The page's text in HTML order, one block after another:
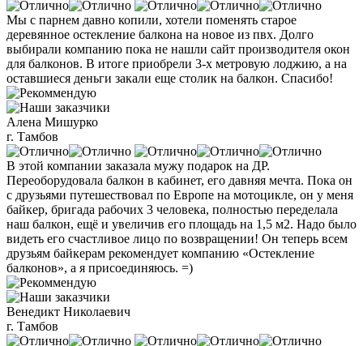
Мы с парнем давно копили, хотели поменять старое
деревянное остекление балкона на новое из пвх. Долго
выбирали компанию пока не нашли сайт производителя окон
для балконов. В итоге приобрели 3-х метровую лоджию, а на
оставшиеся деньги закали еще столик на балкон. Спасибо!
Алена Мишурко
г. Тамбов
В этой компании заказала мужу подарок на ДР.
Переоборудовала балкон в кабинет, его давняя мечта. Пока он
с друзьями путешествовал по Европе на мотоцикле, он у меня
байкер, бригада рабочих 3 человека, полностью переделала
наш балкон, ещё и увеличив его площадь на 1,5 м2. Надо было
видеть его счастливое лицо по возвращении! Он теперь всем
друзьям байкерам рекомендует компанию «Остекление
балконов», а я присоединяюсь. =)
Венедикт Николаевич
г. Тамбов